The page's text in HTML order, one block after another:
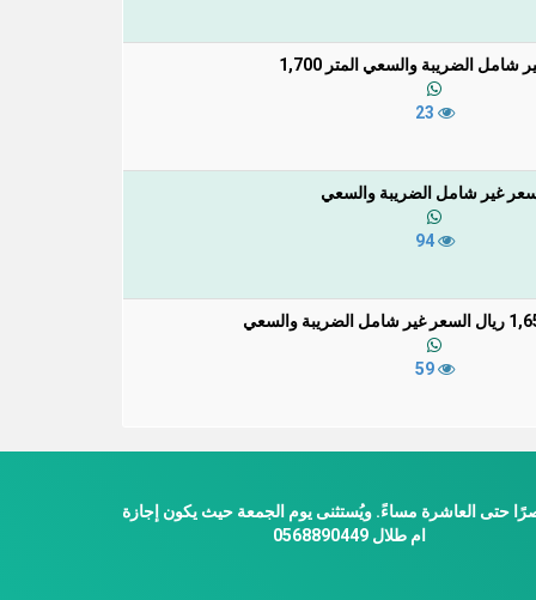
شامل الضريبة والسعي المتر 1,700
غير شامل الضريبة والسعي
94
59
حتى العاشرة مساءً. ويُستثنى يوم الجمعة حيث يكون إجازة
ام طلال 0568890449